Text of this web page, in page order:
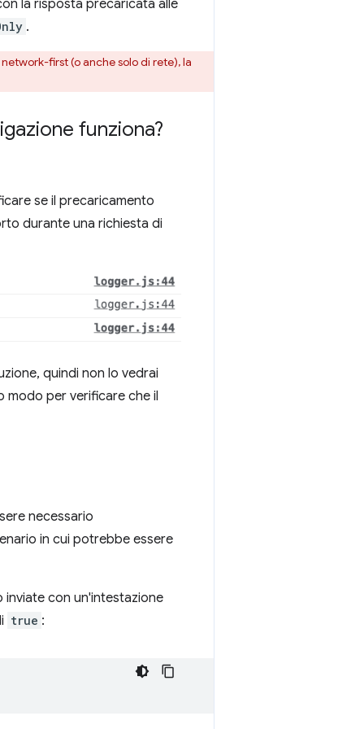
la risposta precaricata alle
.
first (o anche solo di rete), la
funziona?
se il precaricamento
durante una richiesta di
quindi non lo vedrai
modo per verificare che il
necessario
in cui potrebbe essere
inviate con un'intestazione
true :